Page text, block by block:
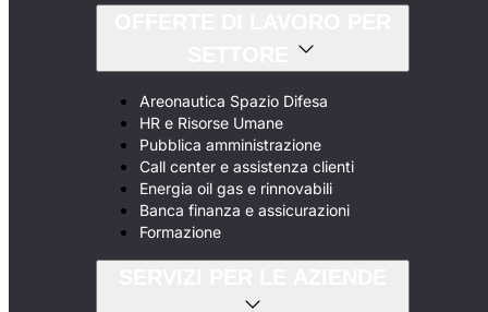
Areonautica Spazio Difesa
HR e Risorse Umane
Pubblica amministrazione
Call center e assistenza clienti
Energia oil gas e rinnovabili
Banca finanza e assicurazioni
Formazione